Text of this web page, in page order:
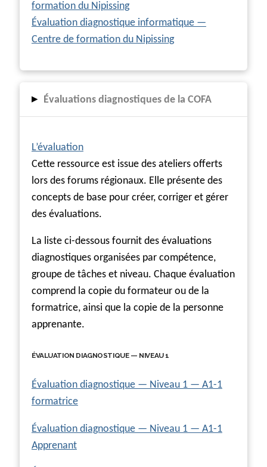
formation du Nipissing
Évaluation diagnostique informatique —
Centre de formation du Nipissing
▸ Évaluations diagnostiques de la COFA
L’évaluation
Cette ressource est issue des ateliers offerts
lors des forums régionaux. Elle présente des
concepts de base pour créer, corriger et gérer
des évaluations.
La liste ci-dessous fournit des évaluations
diagnostiques organisées par compétence,
groupe de tâches et niveau. Chaque évaluation
comprend la copie du formateur ou de la
formatrice, ainsi que la copie de la personne
apprenante.
ÉVALUATION DIAGNOSTIQUE — NIVEAU 1
Évaluation diagnostique — Niveau 1 — A1-1
formatrice
Évaluation diagnostique — Niveau 1 — A1-1
Apprenant